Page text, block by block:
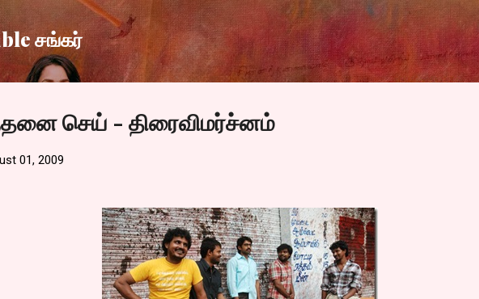
Skip to main content
சங்கர்
செய் - திரைவிமர்ச்னம்
01, 2009